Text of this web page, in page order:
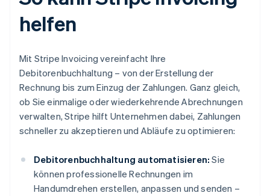
helfen
Mit Stripe Invoicing vereinfacht Ihre
Debitorenbuchhaltung – von der Erstellung der
Rechnung bis zum Einzug der Zahlungen. Ganz gleich,
ob Sie einmalige oder wiederkehrende Abrechnungen
verwalten, Stripe hilft Unternehmen dabei, Zahlungen
schneller zu akzeptieren und Abläufe zu optimieren:
Debitorenbuchhaltung automatisieren: Sie
können professionelle Rechnungen im
Handumdrehen erstellen, anpassen und senden –